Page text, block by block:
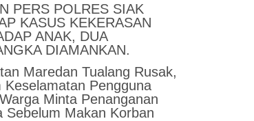
PERS POLRES SIAK
KASUS KEKERASAN
ANAK, DUA
DIAMANKAN.
Maredan Tualang Rusak,
Keselamatan Pengguna
Minta Penanganan
Sebelum Makan Korban